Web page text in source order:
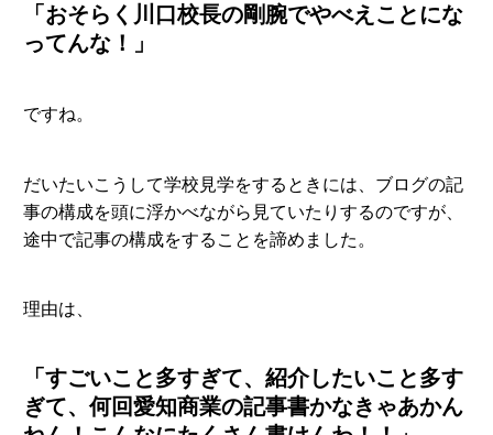
「おそらく川口校長の剛腕でやべえことにな
ってんな！」
ですね。
だいたいこうして学校見学をするときには、ブログの記
事の構成を頭に浮かべながら見ていたりするのですが、
途中で記事の構成をすることを諦めました。
理由は、
「すごいこと多すぎて、紹介したいこと多す
ぎて、何回愛知商業の記事書かなきゃあかん